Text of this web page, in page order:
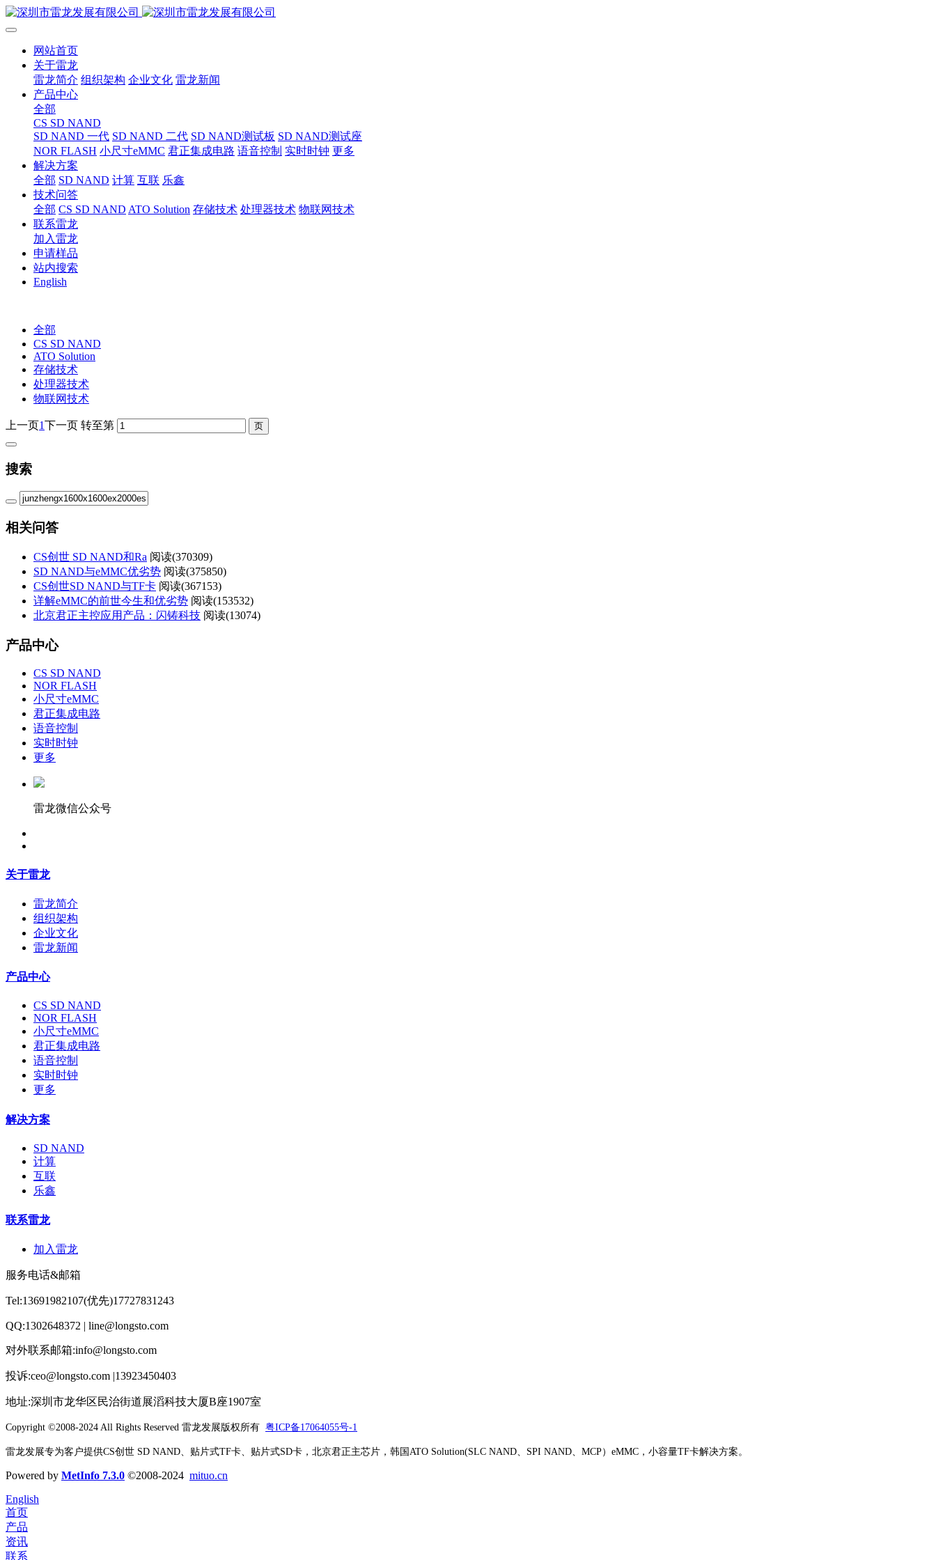
网站首页
关于雷龙
雷龙简介 组织架构 企业文化 雷龙新闻
产品中心
全部
CS SD NAND
SD NAND 一代 SD NAND 二代 SD NAND测试板 SD NAND测试座
NOR FLASH 小尺寸eMMC 君正集成电路 语音控制 实时时钟 更多
解决方案
全部 SD NAND 计算 互联 乐鑫
技术问答
全部 CS SD NAND ATO Solution 存储技术 处理器技术 物联网技术
联系雷龙
加入雷龙
申请样品
站内搜索
English
全部
CS SD NAND
ATO Solution
存储技术
处理器技术
物联网技术
上一页1下一页 转至第
搜索
相关问答
CS创世 SD NAND和Ra 阅读(370309)
SD NAND与eMMC优劣势 阅读(375850)
CS创世SD NAND与TF卡 阅读(367153)
详解eMMC的前世今生和优劣势 阅读(153532)
北京君正主控应用产品：闪铸科技 阅读(13074)
产品中心
CS SD NAND
NOR FLASH
小尺寸eMMC
君正集成电路
语音控制
实时时钟
更多
雷龙微信公众号
关于雷龙
雷龙简介
组织架构
企业文化
雷龙新闻
产品中心
CS SD NAND
NOR FLASH
小尺寸eMMC
君正集成电路
语音控制
实时时钟
更多
解决方案
SD NAND
计算
互联
乐鑫
联系雷龙
加入雷龙
服务电话&邮箱
Tel:13691982107(优先)17727831243
QQ:1302648372 | line@longsto.com
对外联系邮箱:info@longsto.com
投诉:ceo@longsto.com |13923450403
地址:深圳市龙华区民治街道展滔科技大厦B座1907室
Copyright ©2008-2024 All Rights Reserved 雷龙发展版权所有 粤ICP备17064055号-1
雷龙发展专为客户提供CS创世 SD NAND、贴片式TF卡、贴片式SD卡，北京君正主芯片，韩国ATO Solution(SLC NAND、SPI NAND、MCP）eMMC，小容量TF卡解决方案。
Powered by MetInfo 7.3.0 ©2008-2024 mituo.cn
English
首页
产品
资讯
联系